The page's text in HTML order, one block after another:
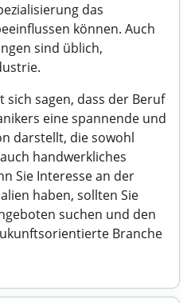
das
können. Auch
sind üblich,
sich sagen, dass der Beruf
eine spannende und
darstellt, die sowohl
handwerkliches
Sie Interesse an der
haben, sollten Sie
suchen und den
Branche